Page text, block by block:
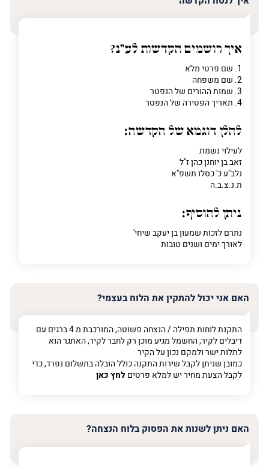
איך רושמים הקדשות לע"נ?
1. שם פרטי מלא
2. שם משפחה
3. שמות ההורים של הנפטר
4. תאריך הפטירה של הנפטר
להלן דוגמא של הקדשה:
לעילוי נשמת
זאב בן יוחנן כהן ז"ל
נלב"ע כ' כסלו תשפ"א
ת.נ.צ.ב.ה
ניתן להוסיף:
נתרם לזכות שמעון בן יעקב שיחי'
לאורך ימים ושנים טובות
האם אני יכול להתקין את הלוח בעצמי?
התקנת לוחות תפילה / הנצחה פשוטה, המורכבת מ 4 ברגים עם
דיבלים לקיר, החשמל מגיע מוכן רק לחבר לקיר, האתגר הוא
לתלות ישר ולמקם נכון על הקיר
כמובן שניתן לקבל שירות התקנה כולל הובלה בתשלום נפרד, כדי
לקבל הצעת מחיר יש למלא פרטים לחץ כאן
האם ניתן לשנות את הפסוק בלוח הנצחה?